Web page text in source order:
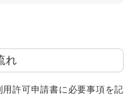
許可申請書に必要事項を記